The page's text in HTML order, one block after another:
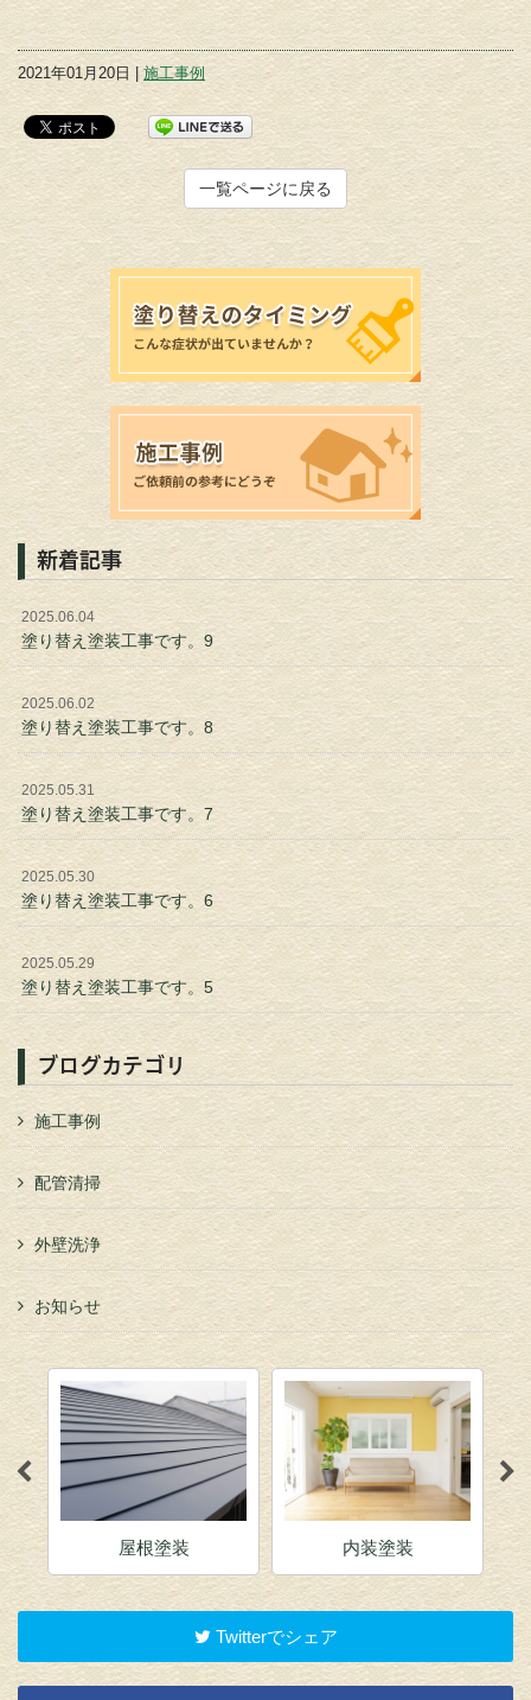
2021年01月20日 | 施工事例
一覧ページに戻る
新着記事
2025.06.04
塗り替え塗装工事です。9
2025.06.02
塗り替え塗装工事です。8
2025.05.31
塗り替え塗装工事です。7
2025.05.30
塗り替え塗装工事です。6
2025.05.29
塗り替え塗装工事です。5
ブログカテゴリ
施工事例
配管清掃
外壁洗浄
お知らせ
屋根塗装 内装塗装
Twitterでシェア